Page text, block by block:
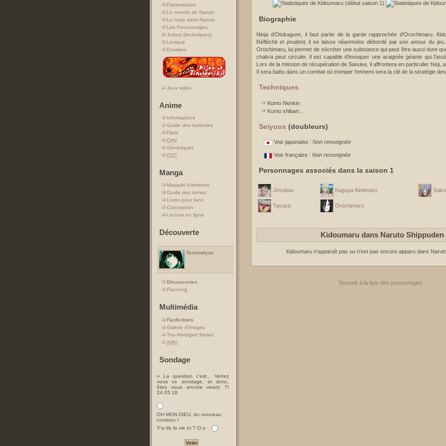
Présentation
Le monde de Naruto
Le ninja dans Naruto
Les Personnages
Jutsus (techniques)
Lexique
Dossiers
Jeux vidéo
Anime
Informations
Guide des épisodes
Films
OAV
Génériques
OST
Manga
Masashi Kishimoto
Guide des tomes
Livres pour fans
Conception
Lecture en ligne
Découverte
Texhnolyze
Découvertes
Planning
Multimédia
Fanfictions
Galerie d'images
The Abridged Series
AMV
Sondage
» La question c'est... Verrez
vous ce sondage, et donc,
êtes vous encore vivant ?!
24.05.18
OH MON DIEU, du nouveau
contenu !
Y'a de la vie ici ? O.o
Biographie
Ninja d'Otokagure, il faut partie de la garde rapprochée d'Orochimaru.
Réfléchit et prudent, il se laisse néanmoins débordé par son amour du
Orochimaru, lui permet de sécréter une substance qui peut être aussi dure
chakra peut circuler. Il est capable d'invoquer une araignée géante qui
Lors de la mission de récupération de Sasuke, il affrontera en particulier Neji,
Il sera battu dans un combat où tromper l'ennemi sera la clé de la stratégie
Techniques
Kumo Nenkin
Kumo shibari...
Seiyuus (doubleurs)
Voix japonaise : Non renseignée
Voix française : Non renseignée
Personnages associés dans la saison 1
Jiroubou Kaguya Kimimaro
Tayuya Orochimaru
Kidoumaru dans Naruto Shippuden
Kidoumaru n'apparaît pas ou n'est pas encore apparu dans
Revenir à la liste des personnages